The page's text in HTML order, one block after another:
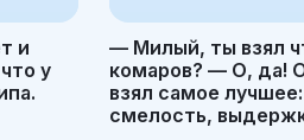
и
у
— Милый, ты взял
комаров? — О, да!
взял самое
смелость,